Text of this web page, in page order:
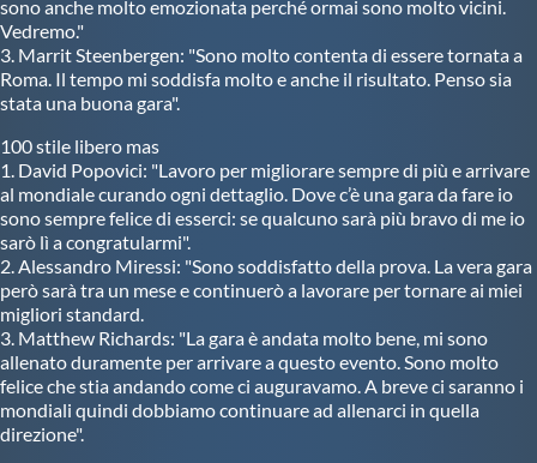
sono anche molto emozionata perché ormai sono molto vicini.
Vedremo."
3. Marrit Steenbergen: "Sono molto contenta di essere tornata a
Roma. Il tempo mi soddisfa molto e anche il risultato. Penso sia
stata una buona gara".
100 stile libero mas
1. David Popovici: "Lavoro per migliorare sempre di più e arrivare
al mondiale curando ogni dettaglio. Dove c’è una gara da fare io
sono sempre felice di esserci: se qualcuno sarà più bravo di me io
sarò lì a congratularmi".
2. Alessandro Miressi: "Sono soddisfatto della prova. La vera gara
però sarà tra un mese e continuerò a lavorare per tornare ai miei
migliori standard.
3. Matthew Richards: "La gara è andata molto bene, mi sono
allenato duramente per arrivare a questo evento. Sono molto
felice che stia andando come ci auguravamo. A breve ci saranno i
mondiali quindi dobbiamo continuare ad allenarci in quella
direzione".